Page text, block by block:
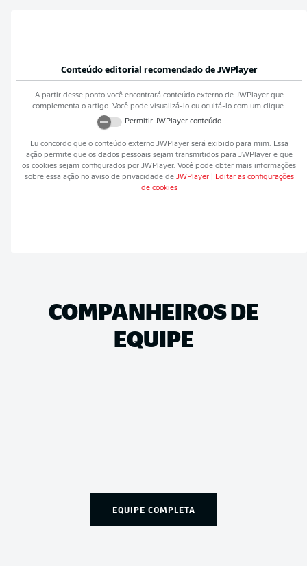
Conteúdo editorial recomendado de JWPlayer
A partir desse ponto você encontrará conteúdo externo de JWPlayerque
complementa o artigo. Você pode visualizá-lo ou ocultá-lo com um clique.
Permitir JWPlayerconteúdo
Eu concordo que o conteúdo externo JWPlayerserá exibido para mim. Essa
ação permite que os dados pessoais sejam transmitidos para JWPlayere que
os cookies sejam configurados por JWPlayer. Você pode obter mais informações
sobre essa ação no aviso de privacidade de JWPlayer
Editar as configurações
de cookies
COMPANHEIROS DE
EQUIPE
EQUIPE COMPLETA